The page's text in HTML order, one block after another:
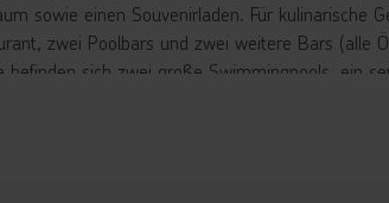
sowie einen Souvenirladen. Für
zwei Poolbars und zwei weitere Bars (alle
befinden sich zwei große Swimmingpools, ein